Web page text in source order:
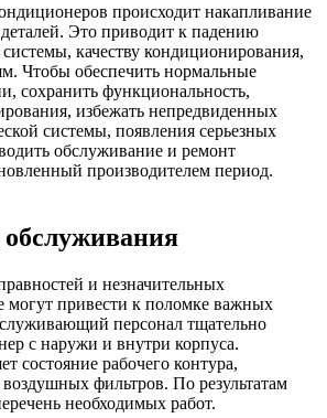
происходит накапливание
Это приводит к падению
качеству кондиционирования,
Чтобы обеспечить нормальные
сохранить функциональность,
избежать непредвиденных
системы, появления серьезных
обслуживание и ремонт
производителем период.
и незначительных
могут привести к поломке важных
персонал тщательно
с наружи и внутри корпуса.
состояние рабочего контура,
фильтров. По результатам
необходимых работ.